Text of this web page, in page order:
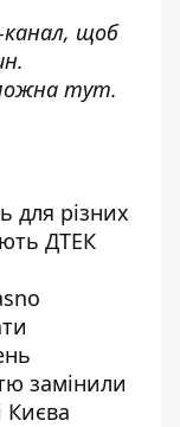
канал, щоб
тут.
для різних
ДТЕК
замінили
Києва